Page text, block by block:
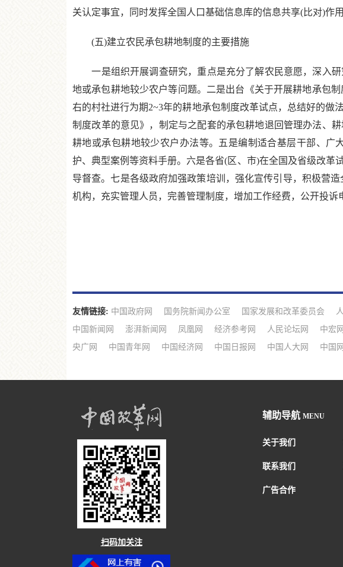
关认定事宜，同时发挥全国人口基础信息库的信息共享(比对)作用
(五)建立农民承包耕地制度的主要措施
一是组织开展调查研究，重点是充分了解农民意愿，深入研
地或承包耕地较少农户等问题。二是出台《关于开展耕地承包
右的村社进行为期2~3年的耕地承包制度改革试点，总结好的
制度改革的意见》，制定与之配套的承包耕地退回管理办法、
耕地或承包耕地较少农户办法等。五是编制适合基层干部、
护、典型案例等资料手册。六是各省(区、市)在全国及省级改
导督查。七是各级政府加强政策培训，强化宣传引导，积极营
机构，充实管理人员，完善管理制度，增加工作经费，公开投
友情链接: 中国政府网 国务院新闻办公室 国家发展和改革委员会
中国新闻网
澎湃新闻网 凤凰网 经济参考网 人民论坛网 中宏网
央广网
中国青年网 中国经济网 中国日报网 中国人大网 中国网
扫码加关注
辅助导航 MENU
关于我们
联系我们
广告合作